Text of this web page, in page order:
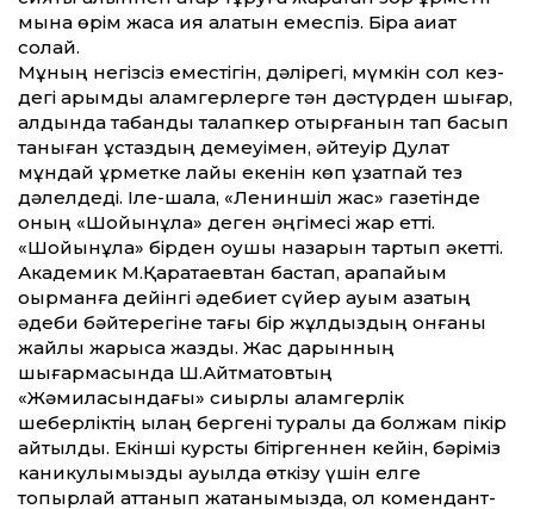
мына өрім жасқа қия алатын емеспіз. Бірақ ақиқат
солай.
Мұның негізсіз еместігін, дәлірегі, мүмкін сол кез­
дегі қарымды қаламгерлерге тән дәстүрден шығар,
алдында табанды талапкер отырғанын тап басып
таныған ұстаздың демеуімен, әйтеуір Дулат
мұндай құрметке лайық екенін көп ұзатпай тез
дәлелдеді. Іле-шала, «Лениншіл жас» газетінде
оның «Шойын­құлақ» деген әңгімесі жарқ ет­ті.
«Шойынқұлақ» бірден оқушы назарын тартып әкет­ті.
Академик М.Қаратаевтан бастап, қарапайым
оқырманға дейінгі әдебиет сүйер қауым қазақтың
әдеби бәйтерегіне тағы бір жұлдыздың қонғаны
жайлы жарыса жазды. Жас дарынның
шығармасында Ш.Айт­матовтың
«Жәмиласындағы» сиқырлы қаламгерлік
шеберліктің қылаң бергені туралы да болжам пікір
айтылды. Екінші курсты бітіргеннен кейін, бәріміз
каникулымызды ауылда өткізу үшін елге
топырлай ат­танып жатқанымызда, ол комендант­